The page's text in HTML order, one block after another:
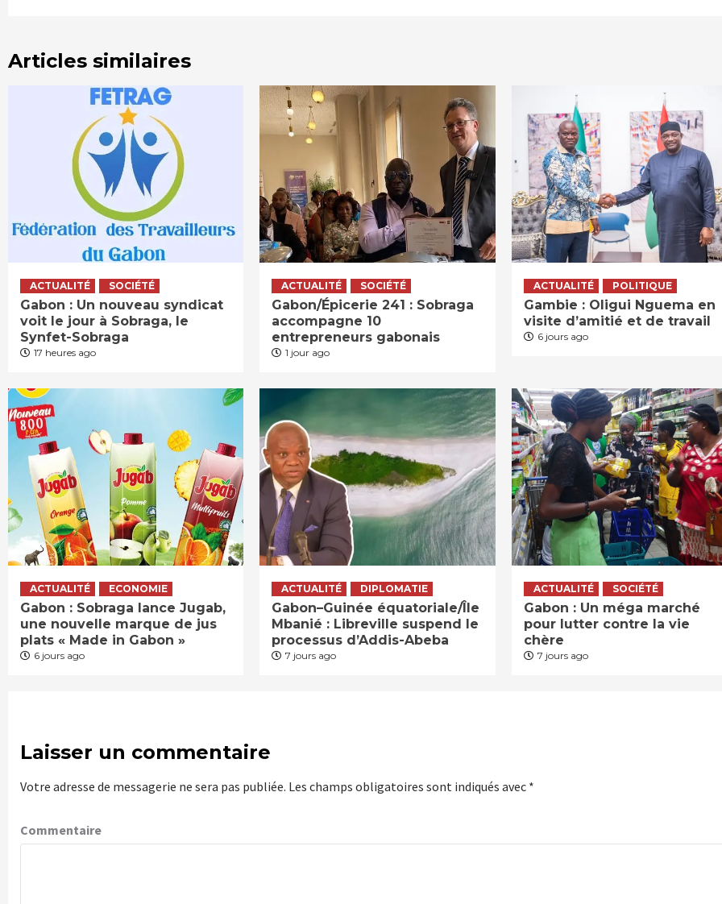
Articles similaires
ACTUALITÉ SOCIÉTÉ
Gabon : Un nouveau syndicat
voit le jour à Sobraga, le
Synfet-Sobraga
17 heures ago
ACTUALITÉ SOCIÉTÉ
Gabon/Épicerie 241 : Sobraga
accompagne 10
entrepreneurs gabonais
1 jour ago
ACTUALITÉ POLITIQUE
Gambie : Oligui Nguema en
visite d’amitié et de travail
6 jours ago
ACTUALITÉ ECONOMIE
Gabon : Sobraga lance Jugab,
une nouvelle marque de jus
plats « Made in Gabon »
6 jours ago
ACTUALITÉ DIPLOMATIE
Gabon–Guinée équatoriale/Île
Mbanié : Libreville suspend le
processus d’Addis-Abeba
7 jours ago
ACTUALITÉ SOCIÉTÉ
Gabon : Un méga marché
pour lutter contre la vie
chère
7 jours ago
Laisser un commentaire
Votre adresse de messagerie ne sera pas publiée. Les champs obligatoires sont indiqués avec *
Commentaire